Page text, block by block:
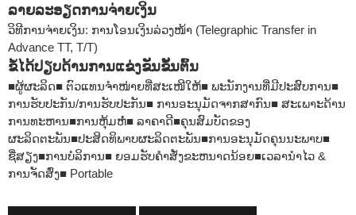
ລາຍລະອຽດການຈ່າຍເງິນ
ວິທີການຈ່າຍເງິນ: ການໂອນເງິນລ່ວງໜ້າ (Telegraphic Transfer in
Advance TT, T/T)
ຂໍ້ໄດ້ປຽບດ້ານການແຂ່ງຂັນຂັ້ນຕົ້ນ
■ຜູ້ຜະລິດ■ ຕົວແທນຈຳໜ່າຍທີ່ສະເໜີໃຫ້■ ພະນັກງານທີ່ມີປະສົບການ■
ການຮັບປະກັນ/ການຮັບປະກັນ■ ການອະນຸມັດຈາກສາກົນ■ ສະເພາະດ້ານ
ການທະຫານ■ການຫຸ້ມຫໍ່■ ລາຄາດີ■ຄຸນສົມບັດຂອງ
ຜະລິດຕະພັນ■ປະສິດທິພາບຜະລິດຕະພັນ■ການອະນຸມັດຄຸນນະພາບ■
ຊື່ສຽງ■ການບໍລິການ■ ຍອມຮັບຄໍາສັ່ງຂະຫນາດນ້ອຍ■ເວລານໍາໄວ &
ການຈັດສົ່ງ■ Portable